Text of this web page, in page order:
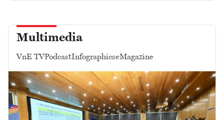
Multimedia
VnE TVPodcastInfographicseMagazine